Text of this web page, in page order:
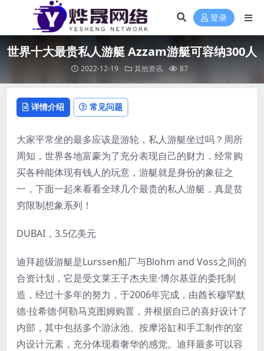
登录
世界十大最贵私人游艇 Azzam游艇可容纳300人
2022-12-19 其他资讯 87
详情介绍 常见问题
大家平常坐的最多应该是游轮，私人游艇坐过吗？周所
周知，世界各地富豪为了充分表现自己的财力，经常购
买各种能体现有钱人的玩意，游艇就是身份的象征之
一，下面一起来看看全球几个最贵的私人游艇，真是贫
穷限制想象系列！
DUBAI，3.5亿美元
迪拜超级游艇是Lurssen船厂与Blohm and Voss之间的
合资计划，它是受文莱王子杰夫里·博尔基亚的委托制
造，经过十多年的努力，于2006年完成，由酋长穆罕默
德·拉希德·阿勒马克图姆购置，并根据自己的喜好设计了
内部，其中包括多个游泳池、按摩浴缸和手工制作的室
内设计元素，充分体现着奢华的感觉。迪拜最多可以容